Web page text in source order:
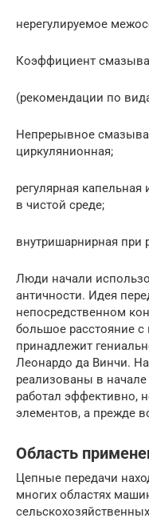
нерегулируемое
Коэффициент
(рекомендации по
Непрерывное
циркулянионная;
регулярная
в чистой среде;
внутришарнирная при
Люди начали
античности. Идея
непосредственном
большое расстояние
принадлежит
Леонардо да Винчи.
реализованы в
работал эффективно,
элементов, а прежде
Область
Цепные передачи
многих областях